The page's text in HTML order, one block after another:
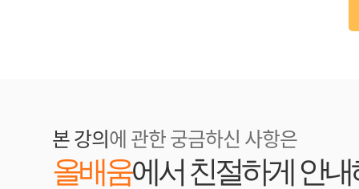
본 강의에 관한 궁금하신 사항은
올배움에서 친절하게 안